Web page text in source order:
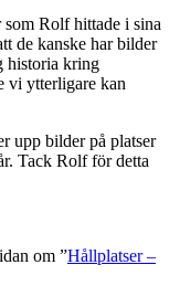
Rolf hittade i sina
de kanske har bilder
historia kring
vi ytterligare kan
upp bilder på platser
Tack Rolf för detta
om ”Hållplatser –